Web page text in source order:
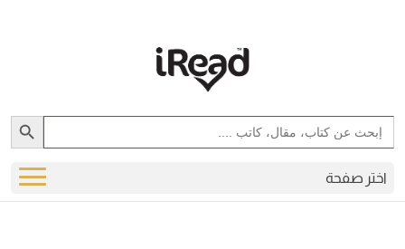
Search
for:
Search Button
اختر صفحة